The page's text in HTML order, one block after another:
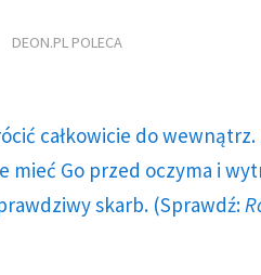
DEON.PL POLECA
całkowicie do wewnątrz.
mieć Go przed oczyma i
skarb. (Sprawdź: